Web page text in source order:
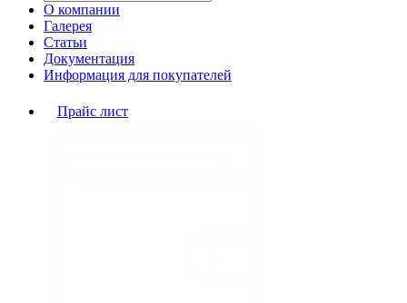
О компании
Галерея
Статьи
Документация
Информация для покупателей
Прайс лист